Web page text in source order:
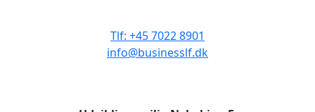
Tlf: +45 7022 8901
info@businesslf.dk